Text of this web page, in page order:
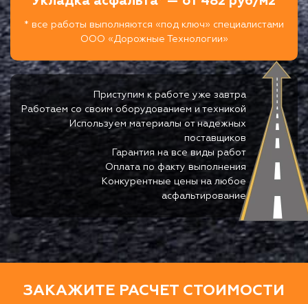
* все работы выполняются «под ключ» специалистами
ООО «Дорожные Технологии»
Приступим к работе уже завтра
Работаем со своим оборудованием и техникой
Используем материалы от надежных
поставщиков
Гарантия на все виды работ
Оплата по факту выполнения
Конкурентные цены на любое
асфальтирование
ЗАКАЖИТЕ РАСЧЕТ СТОИМОСТИ